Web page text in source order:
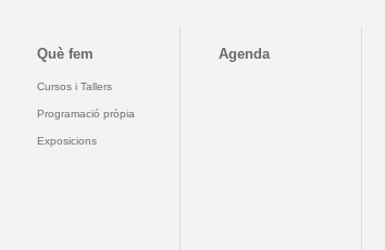
Què fem
Cursos i Tallers
Programació pròpia
Exposicions
Agenda